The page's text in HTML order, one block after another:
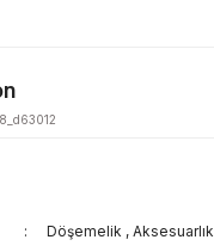
Döşemelik , Aksesuarlık